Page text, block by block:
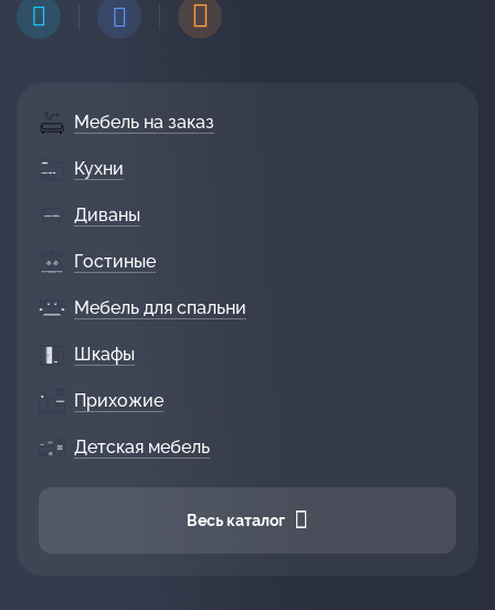
Мебель на заказ
Кухни
Диваны
Гостиные
Мебель для спальни
Шкафы
Прихожие
Детская мебель
Весь каталог